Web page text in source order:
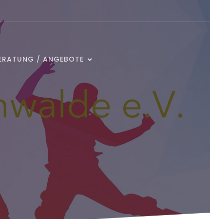
/ ANGEBOTE